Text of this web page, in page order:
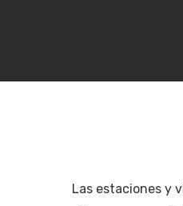
Las estaciones y